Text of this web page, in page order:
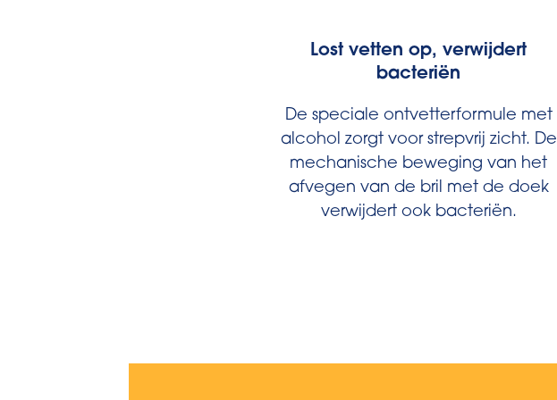
Lost vetten op, verwijdert
bacteriën
De speciale ontvetterformule met
alcohol zorgt voor strepvrij zicht. De
mechanische beweging van het
afvegen van de bril met de doek
verwijdert ook bacteriën.